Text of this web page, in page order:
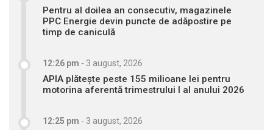
Pentru al doilea an consecutiv, magazinele
PPC Energie devin puncte de adăpostire pe
timp de caniculă
12:26 pm - 3 august, 2026
APIA plătește peste 155 milioane lei pentru
motorina aferentă trimestrului I al anului 2026
12:25 pm - 3 august, 2026